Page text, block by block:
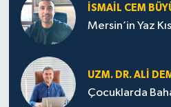
İSMAIL CEM
Mersin’in Yaz
UZM. DR. ALI
Çocuklarda